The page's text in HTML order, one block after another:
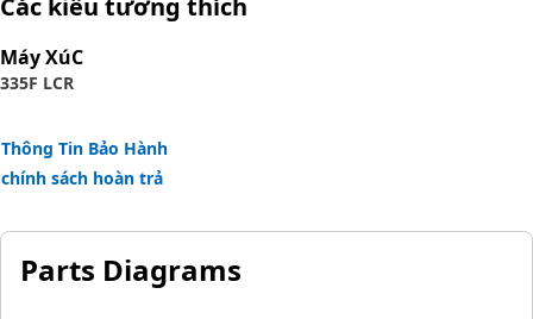
rubber tube; two braids of special high tensile steel wire
reinforcement separated by synthetic rubber layer. The
outer cover is oil, weather, and abrasion
Các kiểu tương thích
Máy XúC
335F LCR
Thông Tin Bảo Hành
chính sách hoàn trả
Parts Diagrams